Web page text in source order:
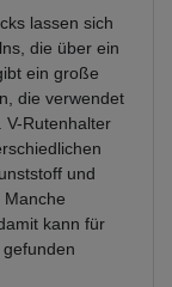
lassen sich
die über ein
ein große
die verwendet
V-Rutenhalter
und
Manche
kann für